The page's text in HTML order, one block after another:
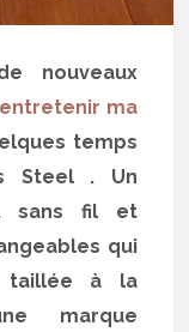
nouveaux
entretenir ma
temps
Steel . Un
sans fil et
qui
taillée à la
marque